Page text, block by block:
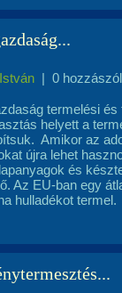
| 0
termelési
helyett a
Amikor az
újra lehet
és
Az EU-ban egy
hulladékot termel.